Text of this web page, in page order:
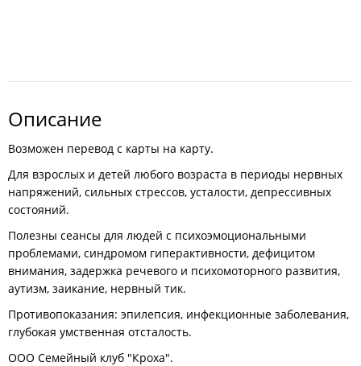
Описание
Возможен перевод с карты на карту.
Для взрослых и детей любого возраста в периоды нервных
напряжений, сильных стрессов, усталости, депрессивных
состояний.
Полезны сеансы для людей с психоэмоциональными
проблемами, синдромом гиперактивности, дефицитом
внимания, задержка речевого и психомоторного развития,
аутизм, заикание, нервный тик.
Противопоказания: эпилепсия, инфекционные заболевания,
глубокая умственная отсталость.
ООО Семейный клуб "Кроха".